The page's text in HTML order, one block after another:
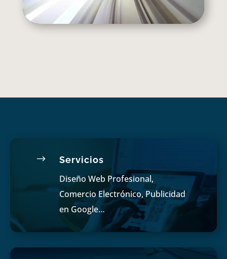
$ Servicios
Diseño Web Profesional,
Comercio Electrónico, Publicidad
en Google…